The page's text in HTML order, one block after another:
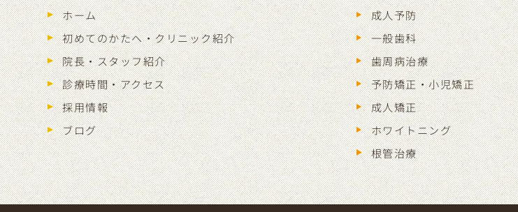
ホーム
初めてのかたへ・クリニック紹介
院長・スタッフ紹介
診療時間・アクセス
採用情報
ブログ
成人予防
一般歯科
歯周病治療
予防矯正・小児矯正
成人矯正
ホワイトニング
根管治療